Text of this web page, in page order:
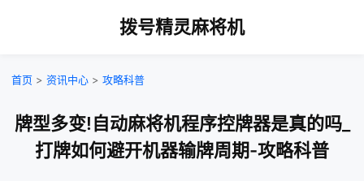
拨号精灵麻将机
首页 > 资讯中心 > 攻略科普
牌型多变!自动麻将机程序控牌器是真的吗_
打牌如何避开机器输牌周期-攻略科普